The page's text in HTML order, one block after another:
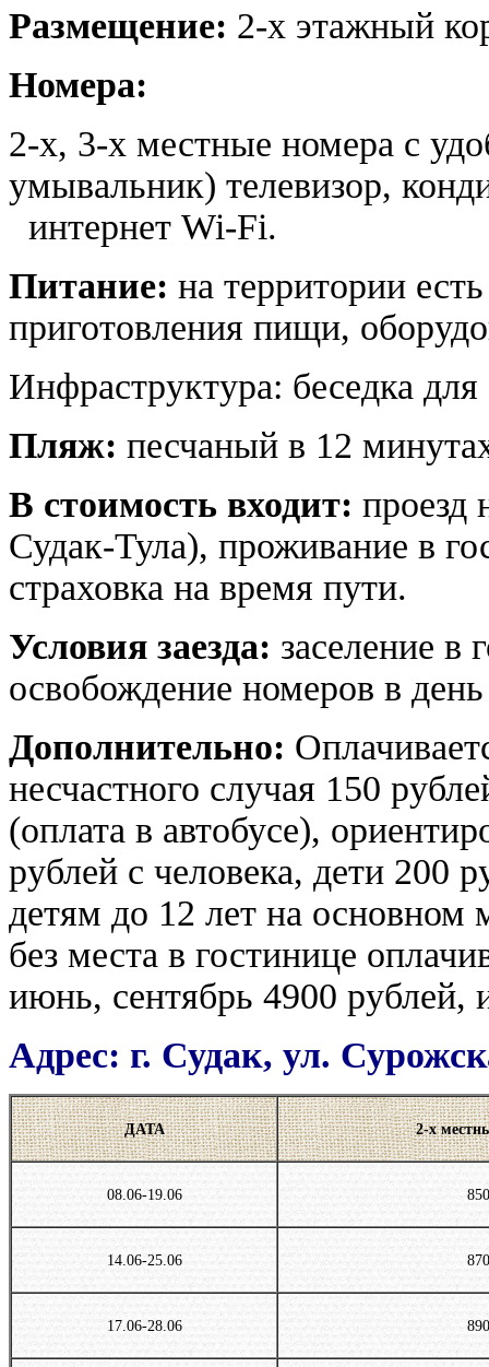
Размещение: 2-х этажный
Номера:
2-х, 3-х местные номера с
умывальник) телевизор,
интернет Wi-Fi.
Питание: на территории
приготовления пищи,
Инфраструктура: беседка
Пляж: песчаный в 12
В стоимость входит: проезд
Судак-Тула), проживание в
страховка на время пути.
Условия заезда: заселение в
освобождение номеров в
Дополнительно:
несчастного случая 150
(оплата в автобусе),
рублей с человека, дети 200
детям до 12 лет на основном
без места в гостинице
июнь, сентябрь 4900 рублей,
Адрес: г. Судак, ул.
ДАТА 2-х
08.06-19.06
14.06-25.06
17.06-28.06